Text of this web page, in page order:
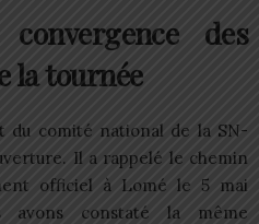
des
la tournée
du comité national de la SN-
Il a rappelé le chemin
officiel à Lomé le 5 mai
avons constaté la même